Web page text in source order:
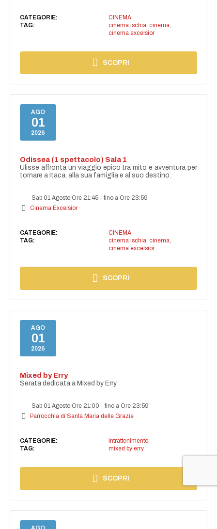
CATEGORIE:
CINEMA
TAG:
cinema ischia cinema
cinema excelsior
SCOPRI
AGO
01
2026
Odissea (1 spettacolo) Sala 1
Ulisse affronta un viaggio epico tra mito e avventura per
tornare a Itaca, alla sua famiglia e al suo destino.
Sab 01 Agosto Ore 21:45 -fino a Ore 23:59
Cinema Excelsior
CATEGORIE:
CINEMA
TAG:
cinema ischia, cinema,
cinema excelsior
SCOPRI
AGO
01
2026
Mixed by Erry
Serata dedicata a Mixed by Erry
Sab 01 Agosto Ore 21:00 -fino a Ore 23:59
Parrocchia di Santa Maria delle Grazie
CATEGORIE:
Intrattenimento
TAG:
mixed by erry
SCOPRI